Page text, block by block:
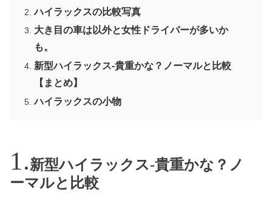
ハイラックスの比較写真
大き目の車は以外と女性ドライバーが多いか
も。
新型ハイラックス-貴重かな？ノーマルと比較
【まとめ】
ハイラックスの小物
新型ハイラックス-貴重かな？ノ
ーマルと比較